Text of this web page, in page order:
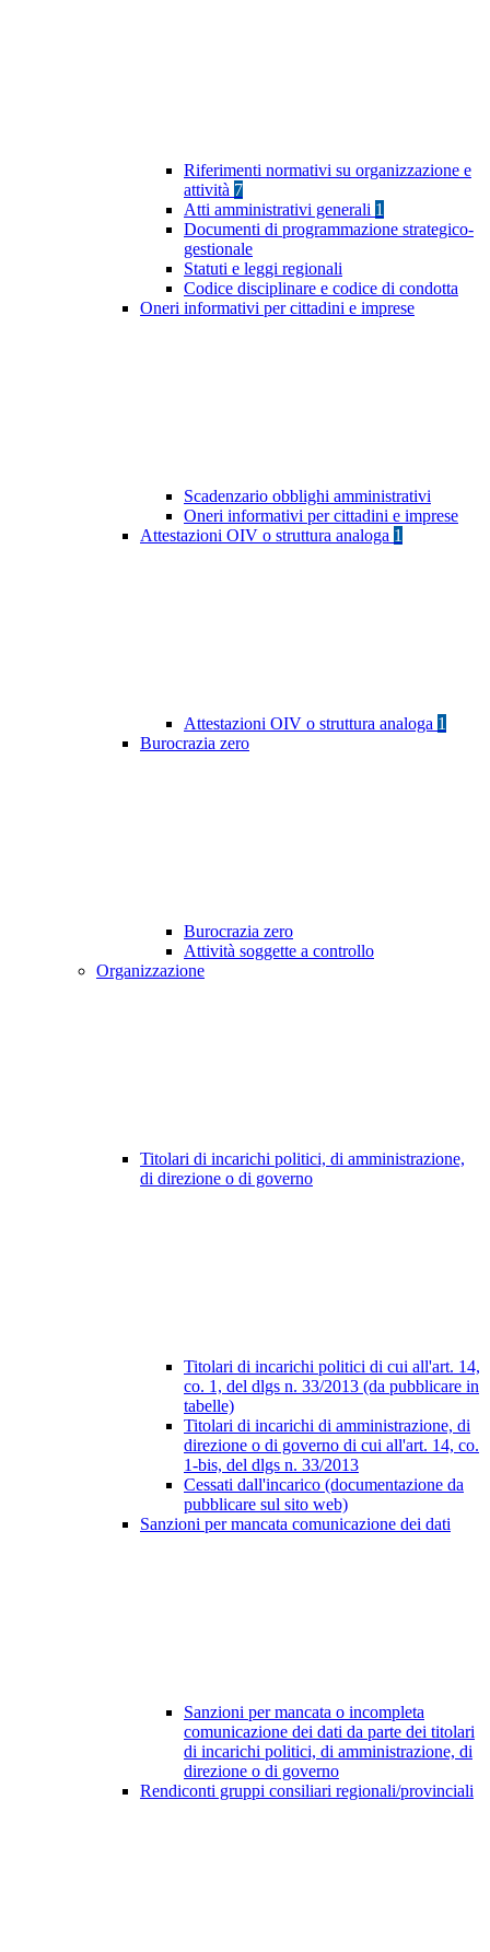
Riferimenti normativi su organizzazione e
attività 7
Atti amministrativi generali 1
Documenti di programmazione strategico-
gestionale
Statuti e leggi regionali
Codice disciplinare e codice di condotta
Oneri informativi per cittadini e imprese
Scadenzario obblighi amministrativi
Oneri informativi per cittadini e imprese
Attestazioni OIV o struttura analoga 1
Attestazioni OIV o struttura analoga 1
Burocrazia zero
Burocrazia zero
Attività soggette a controllo
Organizzazione
Titolari di incarichi politici, di amministrazione,
di direzione o di governo
Titolari di incarichi politici di cui all'art. 14,
co. 1, del dlgs n. 33/2013 (da pubblicare in
tabelle)
Titolari di incarichi di amministrazione, di
direzione o di governo di cui all'art. 14, co.
1-bis, del dlgs n. 33/2013
Cessati dall'incarico (documentazione da
pubblicare sul sito web)
Sanzioni per mancata comunicazione dei dati
Sanzioni per mancata o incompleta
comunicazione dei dati da parte dei titolari
di incarichi politici, di amministrazione, di
direzione o di governo
Rendiconti gruppi consiliari regionali/provinciali